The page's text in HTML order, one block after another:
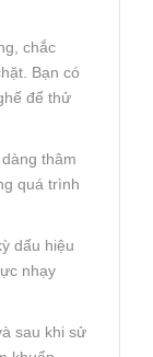
chắc
Bạn có
để thử
thâm
quá trình
dấu hiệu
nhạy
sau khi sử